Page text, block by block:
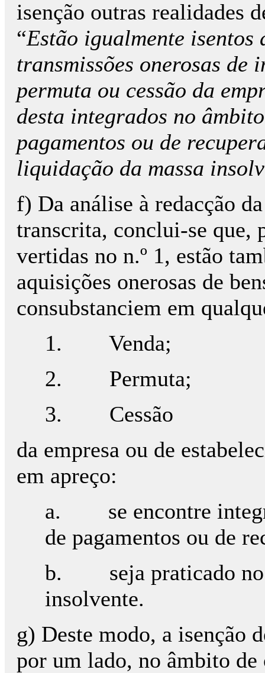
isenção outras realidades
“Estão igualmente isentos
transmissões onerosas de
permuta ou cessão da
desta integrados no
pagamentos ou de
liquidação da massa
f) Da análise à redacção
transcrita, conclui-se que,
vertidas no n.º 1, estão
aquisições onerosas de
consubstanciem em
1. Venda;
2. Permuta;
3. Cessão
da empresa ou de
em apreço:
a. se encontre
de pagamentos ou de
b. seja praticado no
insolvente.
g) Deste modo, a isenção
por um lado, no âmbito de